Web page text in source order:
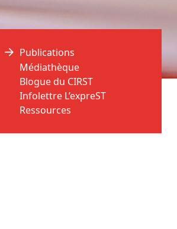
Publications
Médiathèque
Blogue du CIRST
Infolettre L’expreST
Ressources